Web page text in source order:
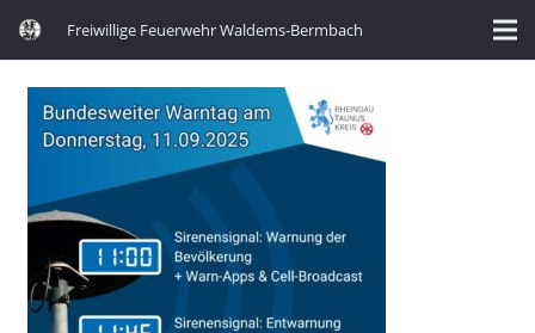
Freiwillige Feuerwehr Waldems-Bermbach